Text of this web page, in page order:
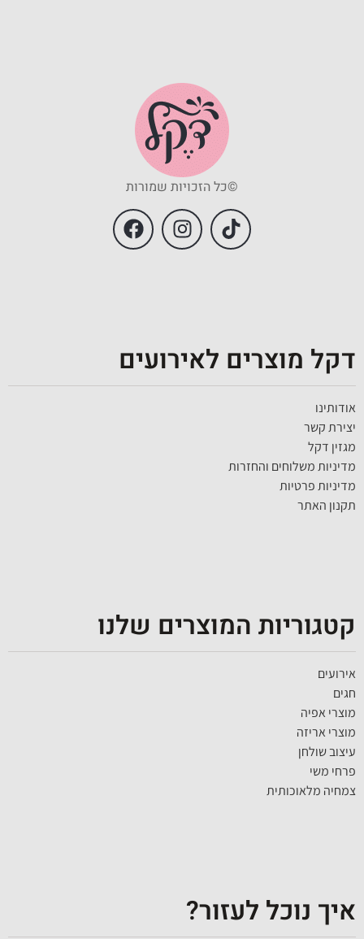
©כל הזכויות שמורות
דקל מוצרים לאירועים
אודותינו
יצירת קשר
מגזין דקל
מדיניות משלוחים והחזרות
מדיניות פרטיות
תקנון האתר
קטגוריות המוצרים שלנו
אירועים
חגים
מוצרי אפיה
מוצרי אריזה
עיצוב שולחן
פרחי משי
צמחיה מלאוכותית
איך נוכל לעזור?